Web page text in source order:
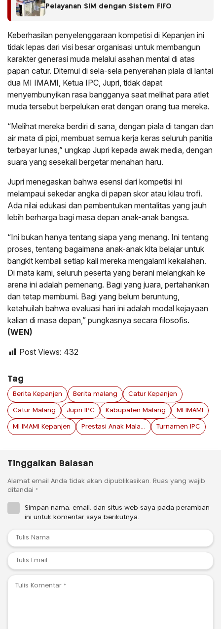
Pelayanan SIM dengan Sistem FIFO
Keberhasilan penyelenggaraan kompetisi di Kepanjen ini
tidak lepas dari visi besar organisasi untuk membangun
karakter generasi muda melalui asahan mental di atas
papan catur. Ditemui di sela-sela penyerahan piala di lantai
dua MI IMAMI, Ketua IPC, Jupri, tidak dapat
menyembunyikan rasa bangganya saat melihat para atlet
muda tersebut berpelukan erat dengan orang tua mereka.
“Melihat mereka berdiri di sana, dengan piala di tangan dan
air mata di pipi, membuat semua kerja keras seluruh panitia
terbayar lunas,” ungkap Jupri kepada awak media, dengan
suara yang sesekali bergetar menahan haru.
Jupri menegaskan bahwa esensi dari kompetisi ini
melampaui sekedar angka di papan skor atau kilau trofi.
Ada nilai edukasi dan pembentukan mentalitas yang jauh
lebih berharga bagi masa depan anak-anak bangsa.
“Ini bukan hanya tentang siapa yang menang. Ini tentang
proses, tentang bagaimana anak-anak kita belajar untuk
bangkit kembali setiap kali mereka mengalami kekalahan.
Di mata kami, seluruh peserta yang berani melangkah ke
arena ini adalah pemenang. Bagi yang juara, pertahankan
dan tetap membumi. Bagi yang belum beruntung,
ketahuilah bahwa evaluasi hari ini adalah modal kejayaan
kalian di masa depan,” pungkasnya secara filosofis.
(WEN)
Post Views: 432
Tag
Berita Kepanjen Berita malang Catur Kepanjen
Catur Malang Jupri IPC Kabupaten Malang MI IMAMI
MI IMAMI Kepanjen Prestasi Anak Malang Turnamen IPC
Tinggalkan Balasan
Alamat email Anda tidak akan dipublikasikan. Ruas yang wajib
ditandai *
Simpan nama, email, dan situs web saya pada peramban
ini untuk komentar saya berikutnya.